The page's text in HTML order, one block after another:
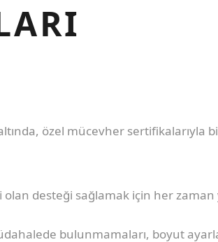
özel mücevher sertifikalarıyla
desteği sağlamak için her zaman
bulunmamaları, boyut